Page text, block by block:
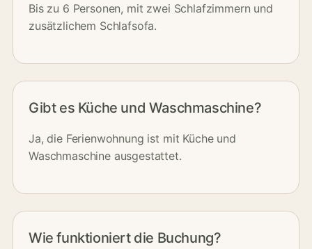
Bis zu 6 Personen, mit zwei Schlafzimmern und
zusätzlichem Schlafsofa.
Gibt es Küche und Waschmaschine?
Ja, die Ferienwohnung ist mit Küche und
Waschmaschine ausgestattet.
Wie funktioniert die Buchung?